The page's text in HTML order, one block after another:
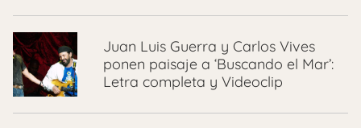
Juan Luis Guerra y Carlos Vives
ponen paisaje a ‘Buscando el Mar’:
Letra completa y Videoclip